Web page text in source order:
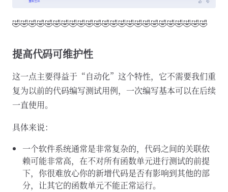
🤣🤣🤣🤣🤣🤣🤣🤣🤣🤣🤣🤣🤣🤣🤣🤣🤣🤣🤣🤣🤣🤣🤣🤣
提高代码可维护性
这一点主要得益于“自动化”这个特性，它不需要我们重
复为以前的代码编写测试用例，一次编写基本可以在后续
一直使用。
具体来说：
一个软件系统通常是非常复杂的，代码之间的关联依
赖可能非常高，在不对所有函数单元进行测试的前提
下，你很难放心你的新增代码是否有影响到其他的部
分，让其它的函数单元不能正常运行。